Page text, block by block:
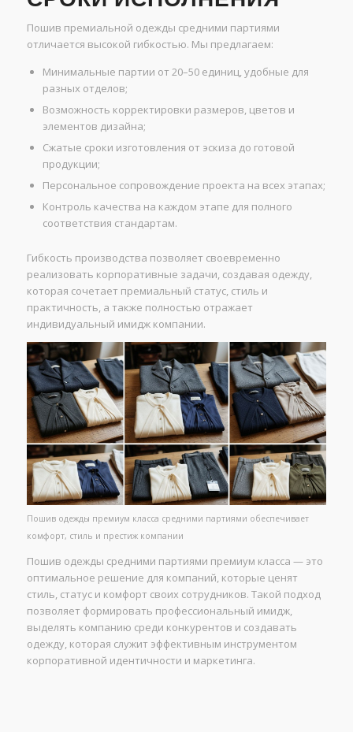
Пошив премиальной одежды средними партиями
отличается высокой гибкостью. Мы предлагаем:
Минимальные партии от 20–50 единиц, удобные для
разных отделов;
Возможность корректировки размеров, цветов и
элементов дизайна;
Сжатые сроки изготовления от эскиза до готовой
продукции;
Персональное сопровождение проекта на всех этапах;
Контроль качества на каждом этапе для полного
соответствия стандартам.
Гибкость производства позволяет своевременно
реализовать корпоративные задачи, создавая одежду,
которая сочетает премиальный статус, стиль и
практичность, а также полностью отражает
индивидуальный имидж компании.
Пошив одежды премиум класса средними партиями обеспечивает
комфорт, стиль и престиж компании
Пошив одежды средними партиями премиум класса — это
оптимальное решение для компаний, которые ценят
стиль, статус и комфорт своих сотрудников. Такой подход
позволяет формировать профессиональный имидж,
выделять компанию среди конкурентов и создавать
одежду, которая служит эффективным инструментом
корпоративной идентичности и маркетинга.